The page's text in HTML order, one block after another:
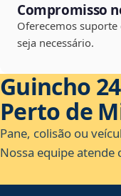
Compromisso
Oferecemos
seja necessário.
Guincho
Perto de
Pane, colisão ou
Nossa equipe atende